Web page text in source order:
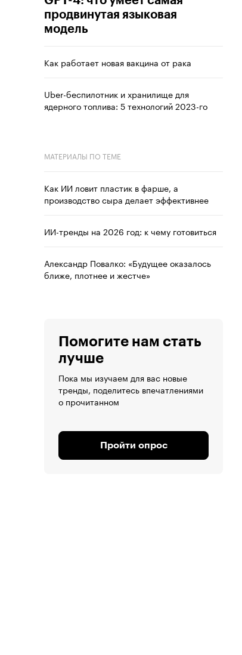
продвинутая языковая
модель
Как работает новая вакцина от рака
Uber-беспилотник и хранилище для
ядерного топлива: 5 технологий 2023-го
МАТЕРИАЛЫ ПО ТЕМЕ
Как ИИ ловит пластик в фарше, а
производство сыра делает эффективнее
ИИ-тренды на 2026 год: к чему готовиться
Александр Повалко: «Будущее оказалось
ближе, плотнее и жестче»
Помогите нам стать
лучше
Пока мы изучаем для вас новые
тренды, поделитесь впечатлениями
о прочитанном
Пройти опрос